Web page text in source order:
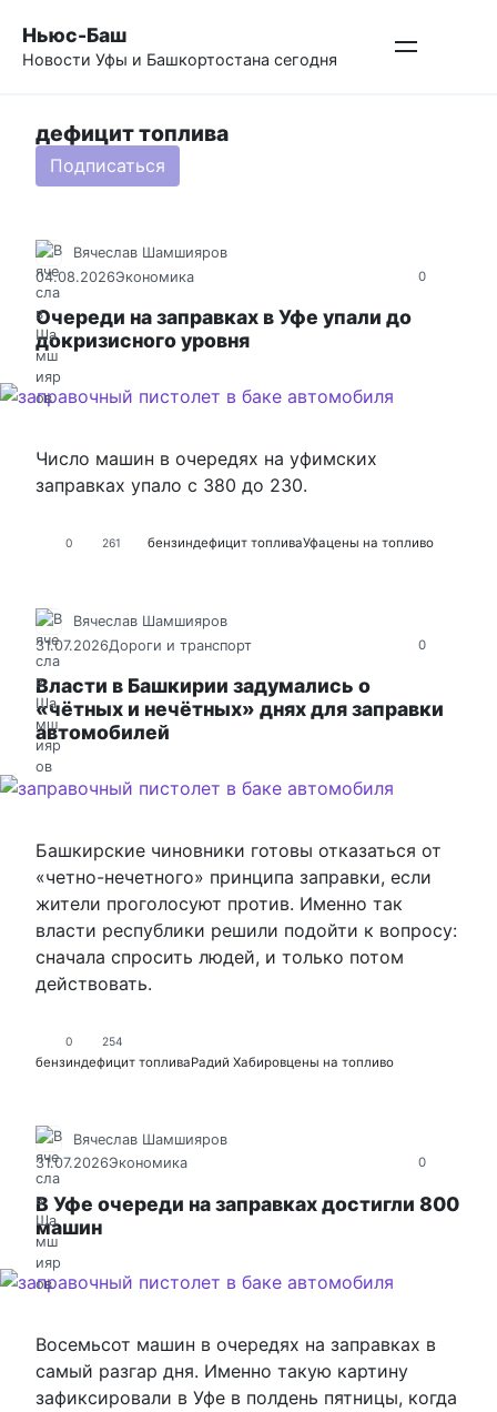
контенту
Ньюс-Баш
Новости Уфы и Башкортостана сегодня
дефицит топлива
Подписаться
0
Вячеслав Шамшияров
04.08.2026Экономика
Очереди на заправках в Уфе упали до
докризисного уровня
Число машин в очередях на уфимских
заправках упало с 380 до 230.
0 261 бензиндефицит топливаУфацены на топливо
0
Вячеслав Шамшияров
31.07.2026Дороги и транспорт
Власти в Башкирии задумались о
«чётных и нечётных» днях для заправки
автомобилей
Башкирские чиновники готовы отказаться от
«четно-нечетного» принципа заправки, если
жители проголосуют против. Именно так
власти республики решили подойти к вопросу:
сначала спросить людей, и только потом
действовать.
0 254
бензиндефицит топливаРадий Хабировцены на топливо
0
Вячеслав Шамшияров
31.07.2026Экономика
В Уфе очереди на заправках достигли 800
машин
Восемьсот машин в очередях на заправках в
самый разгар дня. Именно такую картину
зафиксировали в Уфе в полдень пятницы, когда